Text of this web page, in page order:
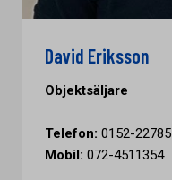
David Eriksson
Objektsäljare
Telefon: 0152-22785
Mobil: 072-4511354